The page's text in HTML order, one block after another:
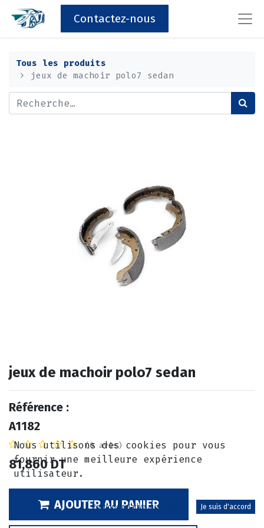
Contactez-nous
Tous les produits
jeux de machoir polo7 sedan
jeux de machoir polo7 sedan
Référence :
A1182
(0 avis)
81,860DT
AJOUTER AU PANIER
Nous utilisons des cookies pour vous
fournir une meilleure expérience
utilisateur.
Politique relative aux cookies Je suis d'accord